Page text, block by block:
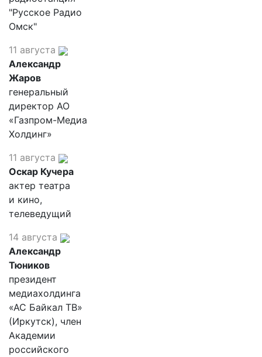
"Русское Радио
Омск"
11 августа
Александр
Жаров
генеральный
директор АО
«Газпром-Медиа
Холдинг»
11 августа
Оскар Кучера
актер театра
и кино,
телеведущий
14 августа
Александр
Тюников
президент
медиахолдинга
«АС Байкал ТВ»
(Иркутск), член
Академии
российского